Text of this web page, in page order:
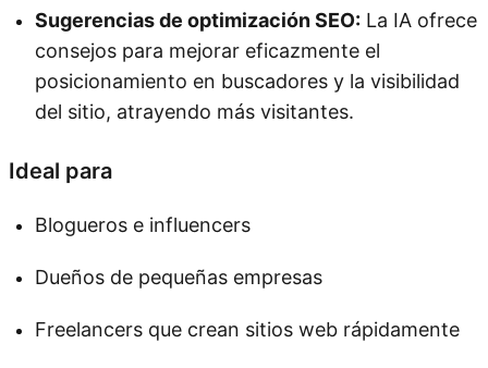
Sugerencias de optimización SEO: La IA ofrece
consejos para mejorar eficazmente el
posicionamiento en buscadores y la visibilidad
del sitio, atrayendo más visitantes.
Ideal para
Blogueros e influencers
Dueños de pequeñas empresas
Freelancers que crean sitios web rápidamente